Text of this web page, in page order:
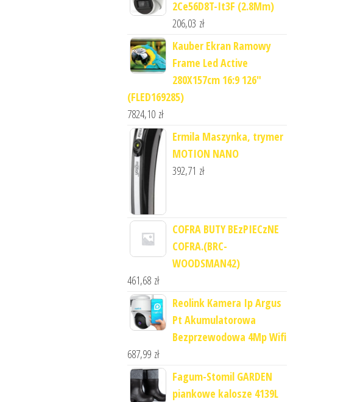
2Ce56D8T-It3F (2.8Mm)
206,03 zł
Kauber Ekran Ramowy
Frame Led Active
280X157cm 16:9 126"
(FLED169285)
7824,10 zł
Ermila Maszynka, trymer
MOTION NANO
392,71 zł
COFRA BUTY BEzPIECzNE
COFRA.(BRC-
WOODSMAN42)
461,68 zł
Reolink Kamera Ip Argus
Pt Akumulatorowa
Bezprzewodowa 4Mp Wifi
687,99 zł
Fagum-Stomil GARDEN
piankowe kalosze 4139L